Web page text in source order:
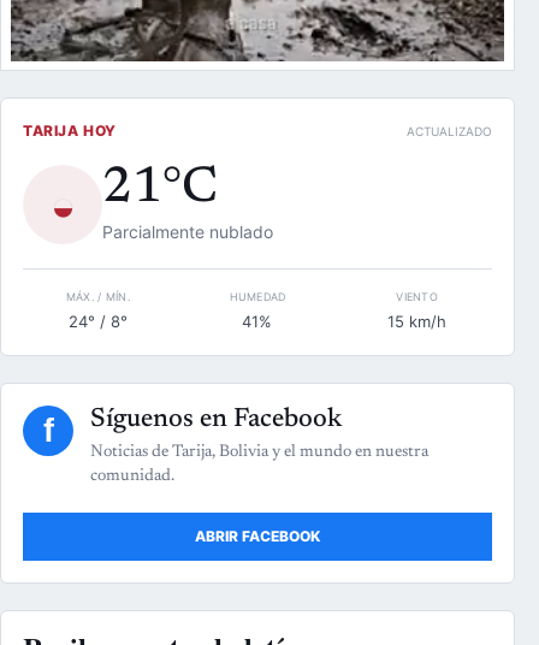
TARIJA HOY ACTUALIZADO
◒ 21°C
Parcialmente nublado
MÁX. / MÍN.
24° / 8°
HUMEDAD
41%
VIENTO
15 km/h
f Síguenos en Facebook
Noticias de Tarija, Bolivia y el mundo en nuestra
comunidad.
ABRIR FACEBOOK